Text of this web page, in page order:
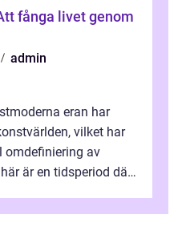
fånga livet genom
admin
eran har
vilket har
omdefiniering av
är en tidsperiod där